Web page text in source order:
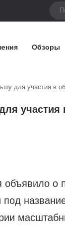
Обзоры
для участия в
участия
о
под